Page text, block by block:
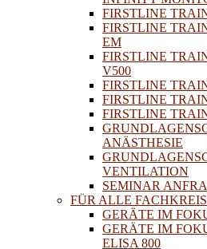
FIRSTLINE
FIRSTLINE
EM
FIRSTLINE
V500
FIRSTLINE
FIRSTLINE
FIRSTLINE
ANÄSTHESIE
VENTILATION
SEMINAR
FÜR ALLE
GERÄTE IM
GERÄTE IM
ELISA 800